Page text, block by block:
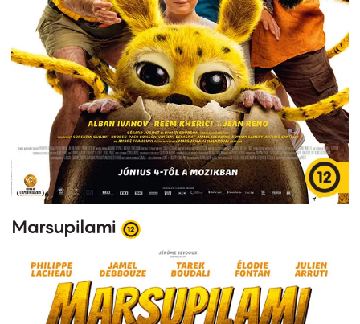
Marsupilami